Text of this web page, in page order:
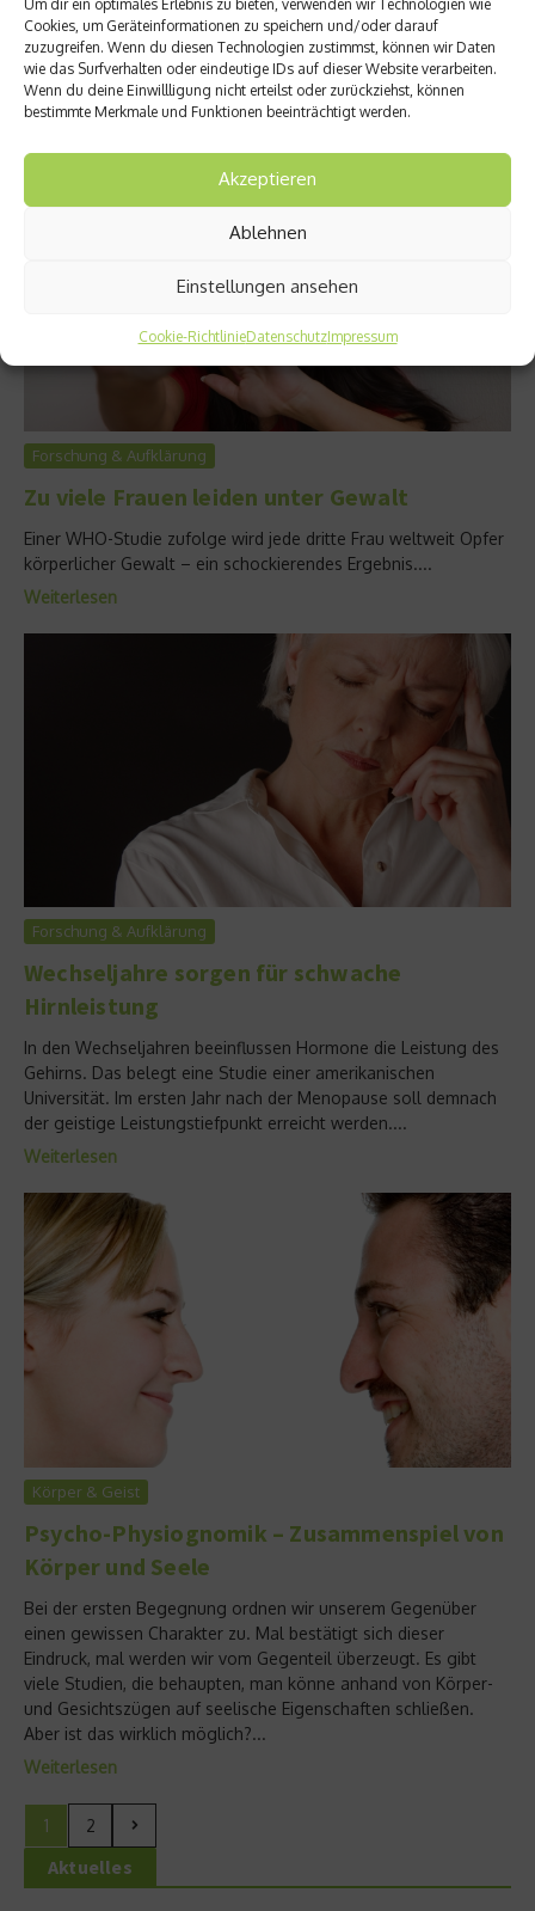
Um dir ein optimales Erlebnis zu bieten, verwenden wir Technologien wie
Cookies, um Geräteinformationen zu speichern und/oder darauf
zuzugreifen. Wenn du diesen Technologien zustimmst, können wir Daten
wie das Surfverhalten oder eindeutige IDs auf dieser Website verarbeiten.
Wenn du deine Einwillligung nicht erteilst oder zurückziehst, können
bestimmte Merkmale und Funktionen beeinträchtigt werden.
Akzeptieren
Ablehnen
Einstellungen ansehen
Cookie-RichtlinieDatenschutzImpressum
bei Frauen. Es handelt sich dabei um eine chronische, jedoch
gutartige Erkrankung. Aber was ist Endometriose genau?
Erfahren Sie mehr über Symptome, Ursachen und
Therapiemöglichkeiten....
Weiterlesen
Forschung & Aufklärung
Zu viele Frauen leiden unter Gewalt
Einer WHO-Studie zufolge wird jede dritte Frau weltweit Opfer
körperlicher Gewalt – ein schockierendes Ergebnis....
Weiterlesen
Forschung & Aufklärung
Wechseljahre sorgen für schwache
Hirnleistung
In den Wechseljahren beeinflussen Hormone die Leistung des
Gehirns. Das belegt eine Studie einer amerikanischen
Universität. Im ersten Jahr nach der Menopause soll demnach
der geistige Leistungstiefpunkt erreicht werden....
Weiterlesen
Körper & Geist
Psycho-Physiognomik – Zusammenspiel von
Körper und Seele
Bei der ersten Begegnung ordnen wir unserem Gegenüber
einen gewissen Charakter zu. Mal bestätigt sich dieser
Eindruck, mal werden wir vom Gegenteil überzeugt. Es gibt
viele Studien, die behaupten, man könne anhand von Körper-
und Gesichtszügen auf seelische Eigenschaften schließen.
Aber ist das wirklich möglich?...
Weiterlesen
1 2
Aktuelles